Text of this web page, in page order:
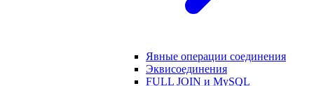
Явные операции соединения
Эквисоединения
FULL JOIN и MySQL